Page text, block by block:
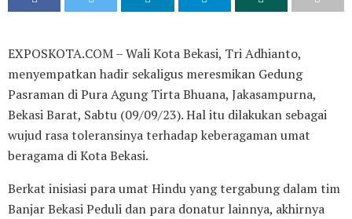
EXPOSKOTA.COM – Wali Kota Bekasi, Tri Adhianto,
menyempatkan hadir sekaligus meresmikan Gedung
Pasraman di Pura Agung Tirta Bhuana, Jakasampurna,
Bekasi Barat, Sabtu (09/09/23). Hal itu dilakukan sebagai
wujud rasa toleransinya terhadap keberagaman umat
beragama di Kota Bekasi.
Berkat inisiasi para umat Hindu yang tergabung dalam tim
Banjar Bekasi Peduli dan para donatur lainnya, akhirnya